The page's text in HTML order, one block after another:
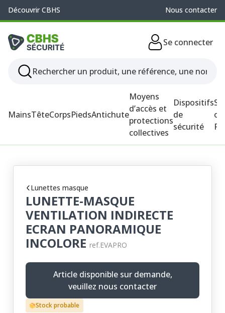
Découvrir CBHS Nous contacter
Se connecter
MainsTêteCorpsPiedsAntichute
Moyens
d’accès et
protections
collectives
Dispositifs
de
sécurité
Lunettes masque
LUNETTE-MASQUE
VENTILATION INDIRECTE
ECRAN PANORAMIQUE
INCOLORE ref.EVAPRO
Article disponible sur demande,
veuillez nous contacter
Stock probable